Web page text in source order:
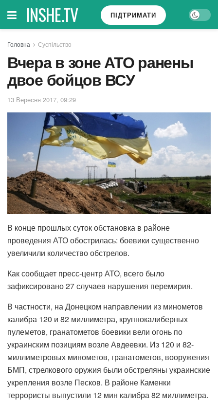
INSHE.TV ПІДТРИМАТИ
Головна Суспільство
Вчера в зоне АТО ранены
двое бойцов ВСУ
13 Вересня 2017, 09:29
В конце прошлых суток обстановка в районе
проведения АТО обострилась: боевики существенно
увеличили количество обстрелов.
Как сообщает пресс-центр АТО, всего было
зафиксировано 27 случаев нарушения перемирия.
В частности, на Донецком направлении из минометов
калибра 120 и 82 миллиметра, крупнокалиберных
пулеметов, гранатометов боевики вели огонь по
украинским позициям возле Авдеевки. Из 120 и 82-
миллиметровых минометов, гранатометов, вооружения
БМП, стрелкового оружия были обстреляны украинские
укрепления возле Песков. В районе Каменки
террористы выпустили 12 мин калибра 82 миллиметра.